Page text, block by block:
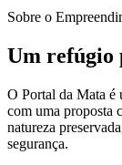
Sobre o
Um refúgio
O Portal da Mata é
com uma proposta
natureza
segurança.